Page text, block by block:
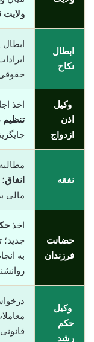
ابطال
نکاح
ابطال
وکیل
اذن
ازدواج
اخذ
نفقه
انفاق
مالی
حضانت
فرزندان
اخذ
جدید؛
به
وکیل
حکم
رشد